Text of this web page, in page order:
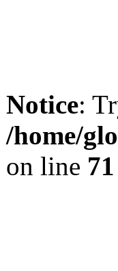
Notice:
/home/
on line 71